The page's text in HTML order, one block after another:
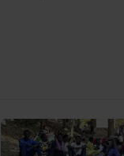
een gerucht",
bij de Guardia Civil.